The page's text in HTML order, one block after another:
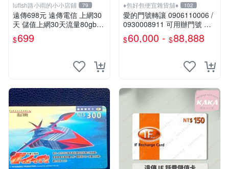
lufish路小雨的小小店鋪 79
遠傳698元 遠傳電信 上網30
天 儲值上網30天流量80gb超
量降速5mbps 本國人可儲值 I
F698
$699
♦包好包便宜雜貨舖♦ 102
愛的門號轉讓 0906110006 /
0930008911 可用辦門號 數
字磁場門號 相伴一生的好門
號 需過戶無合約
$60,000 - $88,888